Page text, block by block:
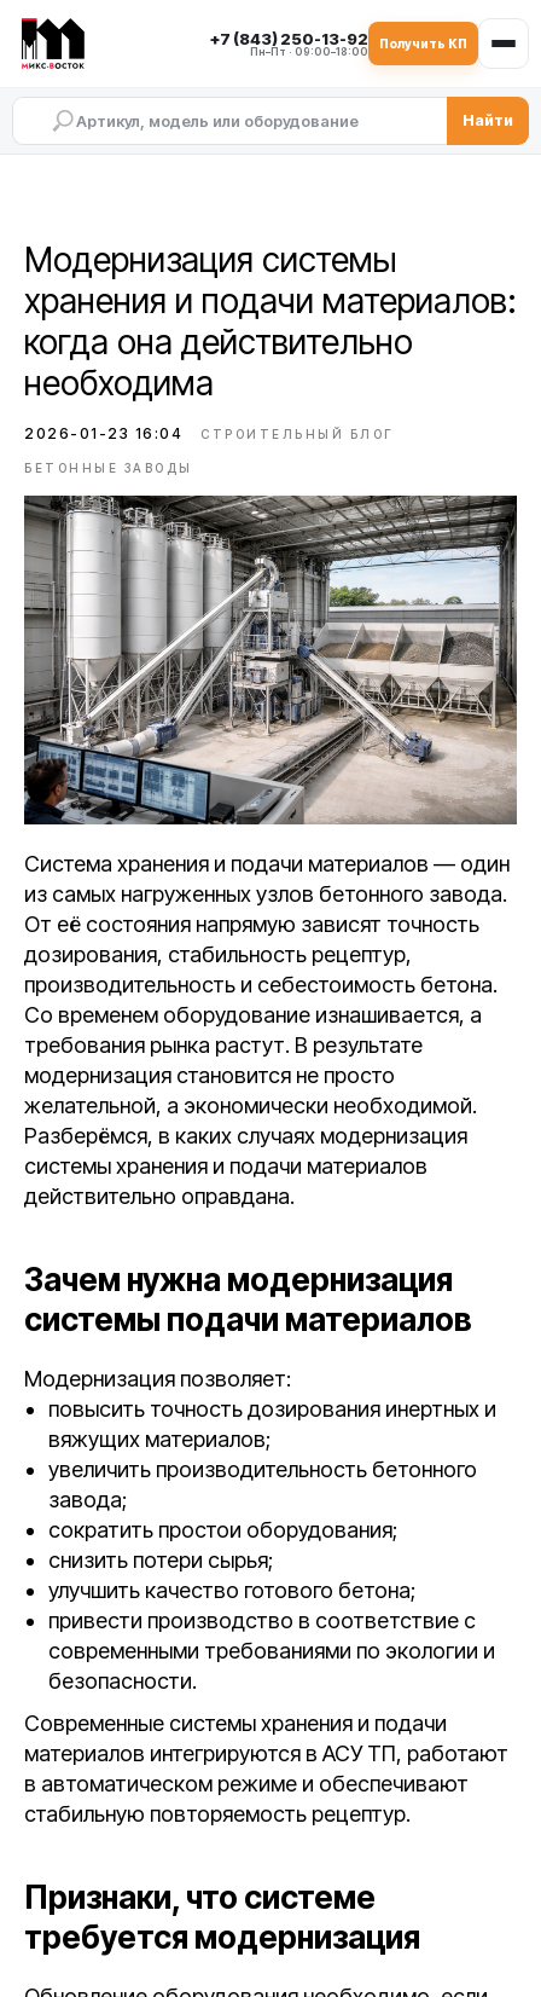
+7 (843) 250-13-92
Пн–Пт · 09:00–18:00
Получить КП
Найти
Модернизация системы
хранения и подачи материалов:
когда она действительно
необходима
2026-01-23 16:04 СТРОИТЕЛЬНЫЙ БЛОГ
БЕТОННЫЕ ЗАВОДЫ
Система хранения и подачи материалов — один
из самых нагруженных узлов бетонного завода.
От её состояния напрямую зависят точность
дозирования, стабильность рецептур,
производительность и себестоимость бетона.
Со временем оборудование изнашивается, а
требования рынка растут. В результате
модернизация становится не просто
желательной, а экономически необходимой.
Разберёмся, в каких случаях модернизация
системы хранения и подачи материалов
действительно оправдана.
Зачем нужна модернизация
системы подачи материалов
Модернизация позволяет:
повысить точность дозирования инертных и
вяжущих материалов;
увеличить производительность бетонного
завода;
сократить простои оборудования;
снизить потери сырья;
улучшить качество готового бетона;
привести производство в соответствие с
современными требованиями по экологии и
безопасности.
Современные системы хранения и подачи
материалов интегрируются в АСУ ТП, работают
в автоматическом режиме и обеспечивают
стабильную повторяемость рецептур.
Признаки, что системе
требуется модернизация